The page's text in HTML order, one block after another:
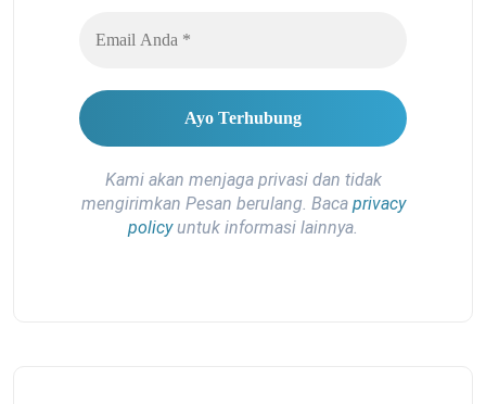
Kami akan menjaga privasi dan tidak
mengirimkan Pesan berulang. Baca privacy
policyuntuk informasi lainnya.